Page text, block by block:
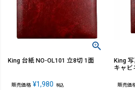
King 台紙 NO-OL101 立8切 1面
販売価格 ¥1,980 税込
King
キャビ
販売価